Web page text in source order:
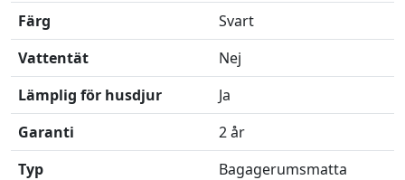
Färg
Svart
Vattentät
Nej
Lämplig för husdjur
Ja
Garanti
2 år
Typ
Bagagerumsmatta